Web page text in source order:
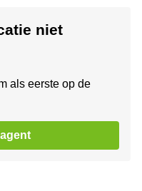
niet
als eerste op de